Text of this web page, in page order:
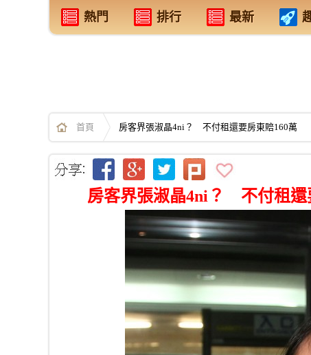
熱門 排行 最新
首頁 房客界張淑晶4ni？ 不付租還要房東賠160萬
房客界張淑晶4ni？ 不付租還